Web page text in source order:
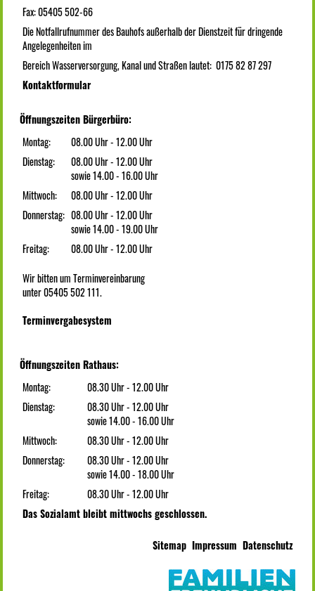
Fax: 05405 502-66
Die Notfallrufnummer des Bauhofs außerhalb der Dienstzeit für dringende
Angelegenheiten im
Bereich Wasserversorgung, Kanal und Straßen lautet: 0175 82 87 297
Kontaktformular
Öffnungszeiten Bürgerbüro:
Montag:
08.00 Uhr - 12.00 Uhr
Dienstag:
08.00 Uhr - 12.00 Uhr
sowie 14.00 - 16.00 Uhr
Mittwoch:
08.00 Uhr - 12.00 Uhr
Donnerstag: 08.00 Uhr - 12.00 Uhr
sowie 14.00 - 19.00 Uhr
Freitag:
08.00 Uhr - 12.00 Uhr
Wir bitten um Terminvereinbarung
unter 05405 502 111.
Terminvergabesystem
Öffnungszeiten Rathaus:
Montag:
08.30 Uhr - 12.00 Uhr
Dienstag:
08.30 Uhr - 12.00 Uhr
sowie 14.00 - 16.00 Uhr
Mittwoch:
08.30 Uhr - 12.00 Uhr
Donnerstag:
08.30 Uhr - 12.00 Uhr
sowie 14.00 - 18.00 Uhr
Freitag:
08.30 Uhr - 12.00 Uhr
Das Sozialamt bleibt mittwochs geschlossen.
Sitemap Impressum Datenschutz